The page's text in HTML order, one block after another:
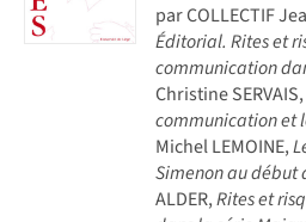
par COLLECTIF
Éditorial. Rites et
communication
Christine
communication et
Michel LEMOINE,
Simenon au début
ALDER,Rites et